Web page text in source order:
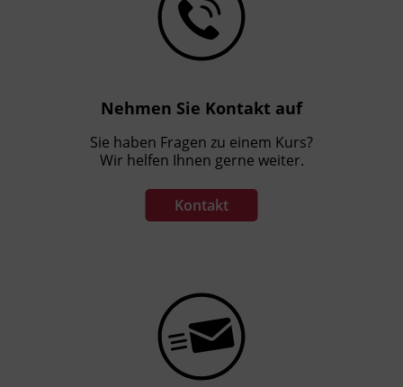
Nehmen Sie Kontakt auf
Sie haben Fragen zu einem Kurs?
Wir helfen Ihnen gerne weiter.
Kontakt